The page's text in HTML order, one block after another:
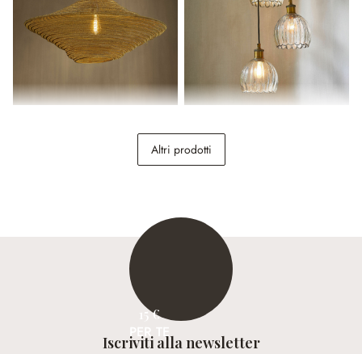
148,00 €
Altri prodotti
15 €
PER TE
Iscriviti alla newsletter